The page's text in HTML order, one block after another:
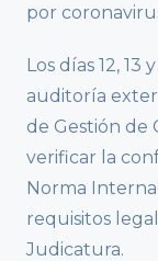
por
Los días 12, 13
auditoría
de Gestión de
verificar la
Norma
requisitos
Judicatura.